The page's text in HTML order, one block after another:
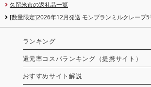
久留米市の返礼品一覧
[数量限定]2026年12月発送 モンブランミルクレープ5
煮 デザート ホール ギフト 冷凍 お取り寄せ 久留米市 送
〔Dw035〕
ランキング
還元率コスパランキング（提携サイト）
おすすめサイト解説